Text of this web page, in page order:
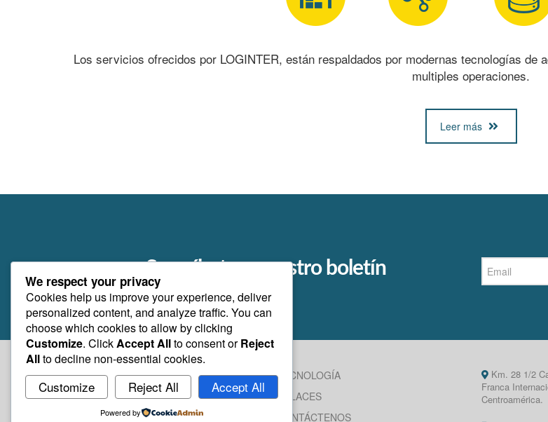
Los servicios ofrecidos por LOGINTER, están respaldados por modernas tecnologías
multiples operaciones.
Leer más
Suscríbete a nuestro boletín
INICIO
NOSOTROS
SOLUCIONES
TECNOLOGÍA
ENLACES
CONTÁCTENOS
Km. 28 1/2
Franca
Centroamérica.
We respect your privacy
Cookies help us improve your experience, deliver
personalized content, and analyze traffic. You can
choose which cookies to allow by clicking
Customize. ClickAccept Allto consent orReject
Allto decline non-essential cookies.
Customize Reject All Accept All
Powered by